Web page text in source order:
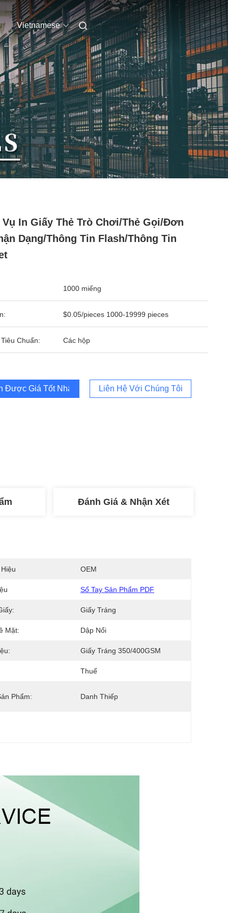
Vietnamese
Vụ In Giấy Thẻ Trò Chơi/thẻ Gọi/đơn
Dạng/thông Tin Flash/thông Tin
1000 miếng
$0.05/pieces 1000-19999 pieces
Chuẩn: Các hộp
Được Giá Tốt Nhất Liên Hệ Với Chúng Tôi
Đánh Giá & Nhận Xét
OEM
Sổ Tay Sản Phẩm PDF
Giấy Tráng
Mặt: Dập Nổi
Giấy Tráng 350/400GSM
Thuế
Phẩm: Danh Thiếp